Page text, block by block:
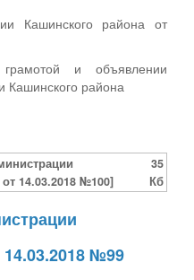
Кашинского района от
и объявлении
Кашинского района
14.03.2018 №100]
35
Кб
№99